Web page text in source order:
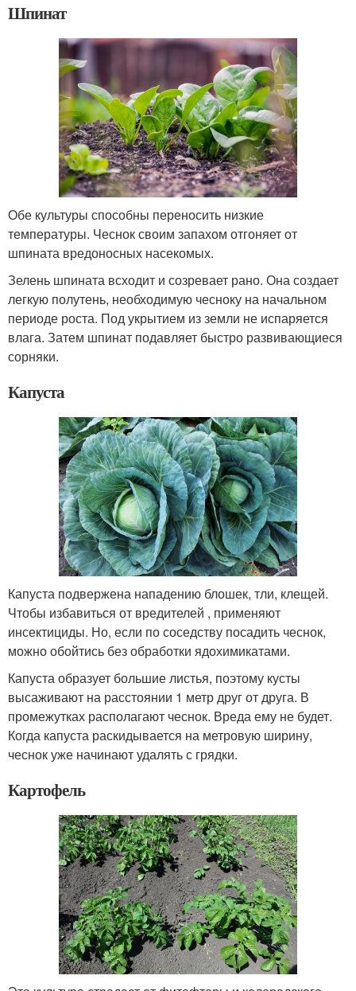
Шпинат
Обе культуры способны переносить низкие
температуры. Чеснок своим запахом отгоняет от
шпината вредоносных насекомых.
Зелень шпината всходит и созревает рано. Она создает
легкую полутень, необходимую чесноку на начальном
периоде роста. Под укрытием из земли не испаряется
влага. Затем шпинат подавляет быстро развивающиеся
сорняки.
Капуста
Капуста подвержена нападению блошек, тли, клещей.
Чтобы избавиться от вредителей , применяют
инсектициды. Но, если по соседству посадить чеснок,
можно обойтись без обработки ядохимикатами.
Капуста образует большие листья, поэтому кусты
высаживают на расстоянии 1 метр друг от друга. В
промежутках располагают чеснок. Вреда ему не будет.
Когда капуста раскидывается на метровую ширину,
чеснок уже начинают удалять с грядки.
Картофель